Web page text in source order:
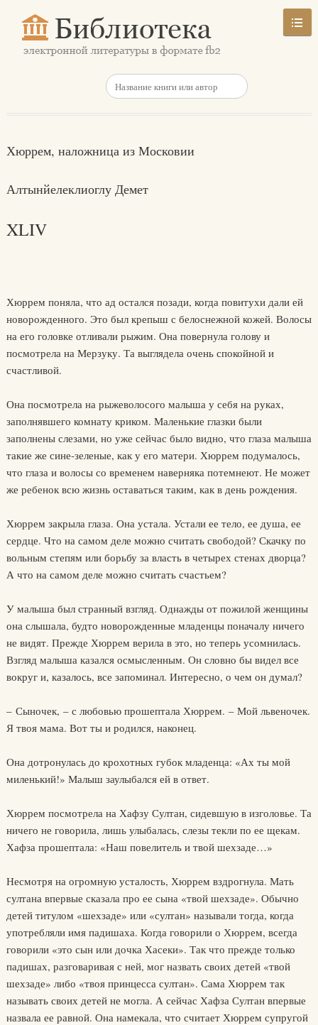
Хюррем, наложница из Московии
Алтынйелеклиоглу Демет
XLIV
Хюррем поняла, что ад остался позади, когда повитухи дали ей
новорожденного. Это был крепыш с белоснежной кожей. Волосы
на его головке отливали рыжим. Она повернула голову и
посмотрела на Мерзуку. Та выглядела очень спокойной и
счастливой.
Она посмотрела на рыжеволосого малыша у себя на руках,
заполнявшего комнату криком. Маленькие глазки были
заполнены слезами, но уже сейчас было видно, что глаза малыша
такие же сине-зеленые, как у его матери. Хюррем подумалось,
что глаза и волосы со временем наверняка потемнеют. Не может
же ребенок всю жизнь оставаться таким, как в день рождения.
Хюррем закрыла глаза. Она устала. Устали ее тело, ее душа, ее
сердце. Что на самом деле можно считать свободой? Скачку по
вольным степям или борьбу за власть в четырех стенах дворца?
А что на самом деле можно считать счастьем?
У малыша был странный взгляд. Однажды от пожилой женщины
она слышала, будто новорожденные младенцы поначалу ничего
не видят. Прежде Хюррем верила в это, но теперь усомнилась.
Взгляд малыша казался осмысленным. Он словно бы видел все
вокруг и, казалось, все запоминал. Интересно, о чем он думал?
– Сыночек, – с любовью прошептала Хюррем. – Мой львеночек.
Я твоя мама. Вот ты и родился, наконец.
Она дотронулась до крохотных губок младенца: «Ах ты мой
миленький!» Малыш заулыбался ей в ответ.
Хюррем посмотрела на Хафзу Султан, сидевшую в изголовье. Та
ничего не говорила, лишь улыбалась, слезы текли по ее щекам.
Хафза прошептала: «Наш повелитель и твой шехзаде…»
Несмотря на огромную усталость, Хюррем вздрогнула. Мать
султана впервые сказала про ее сына «твой шехзаде». Обычно
детей титулом «шехзаде» или «султан» называли тогда, когда
употребляли имя падишаха. Когда говорили о Хюррем, всегда
говорили «это сын или дочка Хасеки». Так что прежде только
падишах, разговаривая с ней, мог назвать своих детей «твой
шехзаде» либо «твоя принцесса султан». Сама Хюррем так
называть своих детей не могла. А сейчас Хафза Султан впервые
назвала ее равной. Она намекала, что считает Хюррем супругой